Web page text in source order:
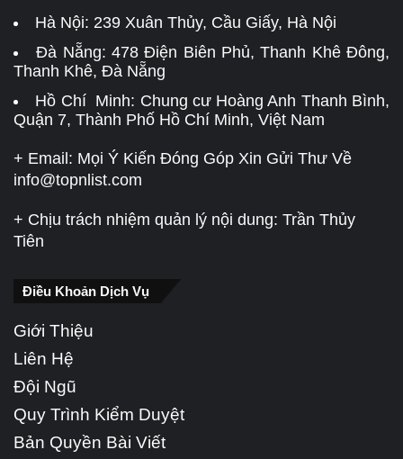
Hà Nội: 239 Xuân Thủy, Cầu Giấy, Hà Nội
Đà Nẵng:478 Điện Biên Phủ, Thanh Khê Đông,
Thanh Khê, Đà Nẵng
Hồ Chí Minh: Chung cư Hoàng Anh Thanh Bình,
Quận 7, Thành Phố Hồ Chí Minh, Việt Nam
+ Email: Mọi Ý Kiến Đóng Góp Xin Gửi Thư Về
info@topnlist.com
+ Chịu trách nhiệm quản lý nội dung: Trần Thủy
Tiên
Điều Khoản Dịch Vụ
Giới Thiệu
Liên Hệ
Đội Ngũ
Quy Trình Kiểm Duyệt
Bản Quyền Bài Viết